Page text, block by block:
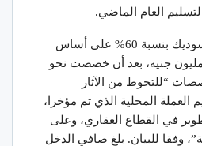
العام الماضي.
وتراجع صافي ربح شركة سوديك بنسبة 60% على أساس
سنوي في 2022 إلى 520 مليون جنيه، بعد أن خصصت نحو
“للتحوط من الآثار
العملة المحلية الذي تم مؤخرا،
في القطاع العقاري، وعلى
وفقا للبيان. بلغ صافي الدخل